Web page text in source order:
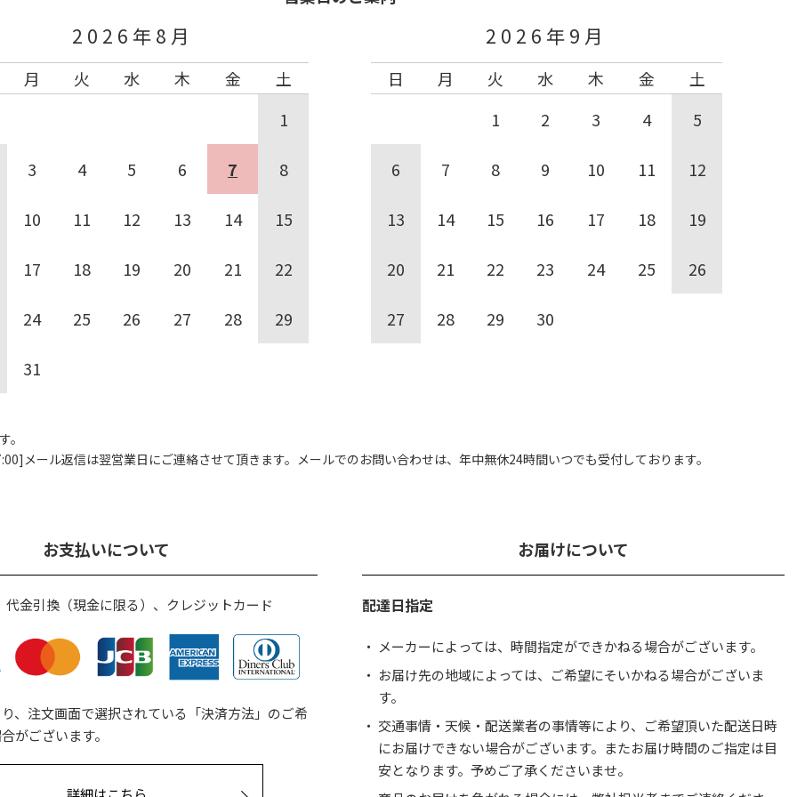
2026年8月
月 火 水 木 金
土
1
3 4 5 6 7 8
10 11 12 13 14 15
17 18 19 20 21 22
24 25 26 27 28 29
31
2026年9月
日 月 火 水 木 金
土
1
2 3 4 5
6 7 8 9 10 11 12
13 14 15 16 17 18 19
20 21 22 23 24 25 26
27 28 29 30
。
メール返信は翌営業日にご連絡させて頂きます。 メールでのお問い合わせは、 年中無休24時間いつでも受付しております。
お支払いについて
代金引換（現金に限る）、クレジットカード
、注文画面で選択されている「決済方法」のご希
がございます。
お届けについて
配達日指定
メーカーによっては、時間指定ができかねる場合がございます。
お届け先の地域によっては、ご希望にそいかねる場合がございま
す。
交通事情・天候・配送業者の事情等により、ご希望頂いた配送日時
にお届けできない場合がございます。またお届け時間のご指定は目
安となります。予めご了承くださいませ。